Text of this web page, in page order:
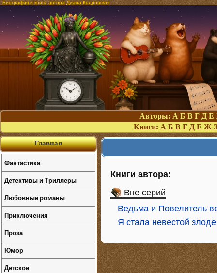
Биография и книги автора Диана Кедровская
Авторы: А Б В Г Д Е
Книги: А Б В Г Д Е Ж З
Книги автора:
Вне серий
Ведьма и Повелитель
Я стала невестой
Главная
Фантастика
Детективы и Триллеры
Любовные романы
Приключения
Проза
Юмор
Детское